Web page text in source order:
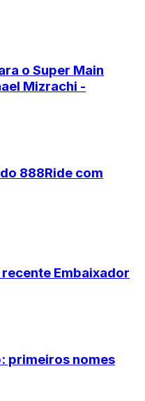
o Super Main
Mizrachi -
888Ride com
Embaixador
primeiros nomes